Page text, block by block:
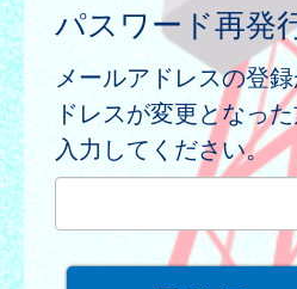
パスワード再発
メールアドレスの登
ドレスが変更となっ
入力してください。